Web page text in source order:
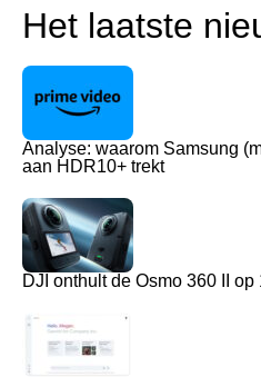
Het laatste
Analyse: waarom Samsung
aan HDR10+ trekt
DJI onthult de Osmo 360 II op